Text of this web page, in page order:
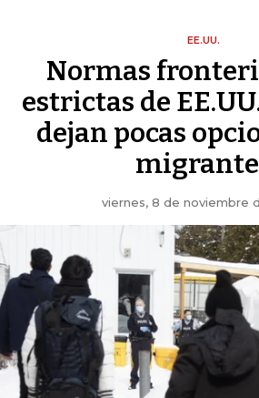
EE.UU.
Normas
estrictas de
dejan pocas
viernes, 8 de noviembre